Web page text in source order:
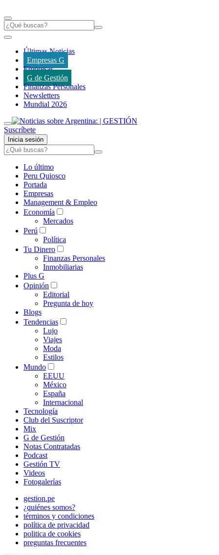
Últimas Noticias
Empresas G
Empresas
G de Gestión
Finanzas Personales
Newsletters
Mundial 2026
Suscríbete
Inicia sesión
Lo último
Peru Quiosco
Portada
Empresas
Management & Empleo
Economía
Mercados
Perú
Política
Tu Dinero
Finanzas Personales
Inmobiliarias
Plus G
Opinión
Editorial
Pregunta de hoy
Blogs
Tendencias
Lujo
Viajes
Moda
Estilos
Mundo
EEUU
México
España
Internacional
Tecnología
Club del Suscriptor
Mix
G de Gestión
Notas Contratadas
Podcast
Gestión TV
Videos
Fotogalerías
gestion.pe
¿quiénes somos?
términos y condiciones
política de privacidad
politica de cookies
preguntas frecuentes